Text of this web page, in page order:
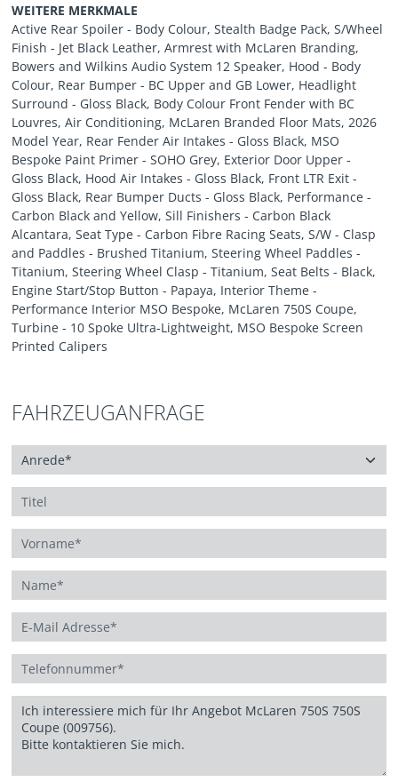
WEITERE MERKMALE
Active Rear Spoiler - Body Colour, Stealth Badge Pack, S/Wheel
Finish - Jet Black Leather, Armrest with McLaren Branding,
Bowers and Wilkins Audio System 12 Speaker, Hood - Body
Colour, Rear Bumper - BC Upper and GB Lower, Headlight
Surround - Gloss Black, Body Colour Front Fender with BC
Louvres, Air Conditioning, McLaren Branded Floor Mats, 2026
Model Year, Rear Fender Air Intakes - Gloss Black, MSO
Bespoke Paint Primer - SOHO Grey, Exterior Door Upper -
Gloss Black, Hood Air Intakes - Gloss Black, Front LTR Exit -
Gloss Black, Rear Bumper Ducts - Gloss Black, Performance -
Carbon Black and Yellow, Sill Finishers - Carbon Black
Alcantara, Seat Type - Carbon Fibre Racing Seats, S/W - Clasp
and Paddles - Brushed Titanium, Steering Wheel Paddles -
Titanium, Steering Wheel Clasp - Titanium, Seat Belts - Black,
Engine Start/Stop Button - Papaya, Interior Theme -
Performance Interior MSO Bespoke, McLaren 750S Coupe,
Turbine - 10 Spoke Ultra-Lightweight, MSO Bespoke Screen
Printed Calipers
FAHRZEUGANFRAGE